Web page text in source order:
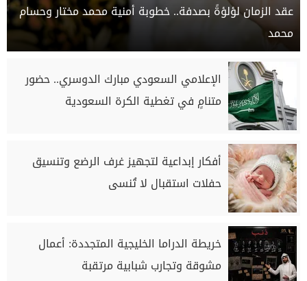
عقد الزمان لؤلؤةً بصدفة.. خطوبة أمنية محمد مختار وحسام
محمد
الإعلامي السعودي مبارك الدوسري.. حضور
متنامٍ في تغطية الكرة السعودية
أفكار إبداعية لتجهيز غرف الرضع وتنسيق
حفلات استقبال لا تُنسى
خريطة الدراما الخليجية المتجددة: أعمال
مشوقة وتجارب شبابية مرتقبة